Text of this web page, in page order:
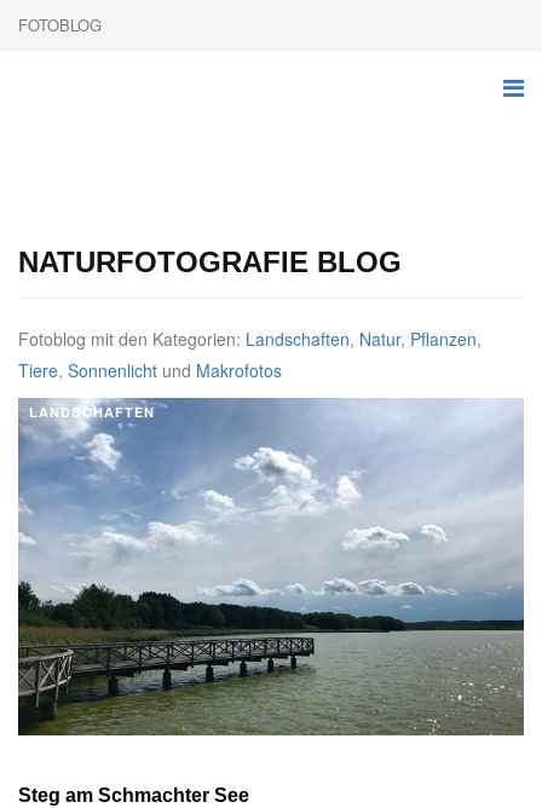
FOTOBLOG
NATURFOTOGRAFIE BLOG
Fotoblog mit den Kategorien: Landschaften, Natur, Pflanzen,
Tiere, Sonnenlicht und Makrofotos
LANDSCHAFTEN
Steg am Schmachter See